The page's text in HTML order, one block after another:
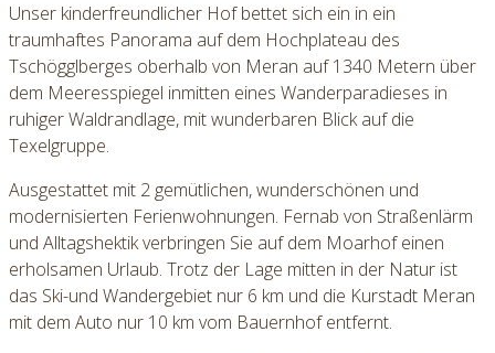
Unser kinderfreundlicher Hof bettet sich ein in ein
traumhaftes Panorama auf dem Hochplateau des
Tschögglberges oberhalb von Meran auf 1340 Metern über
dem Meeresspiegel inmitten eines Wanderparadieses in
ruhiger Waldrandlage, mit wunderbaren Blick auf die
Texelgruppe.
Ausgestattet mit 2 gemütlichen, wunderschönen und
modernisierten Ferienwohnungen. Fernab von Straßenlärm
und Alltagshektik verbringen Sie auf dem Moarhof einen
erholsamen Urlaub. Trotz der Lage mitten in der Natur ist
das Ski-und Wandergebiet nur 6 km und die Kurstadt Meran
mit dem Auto nur 10 km vom Bauernhof entfernt.